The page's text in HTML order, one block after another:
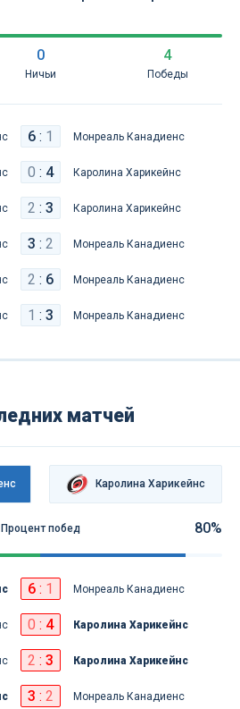
0
Ничьи
4
Победы
6: 1 Монреаль Канадиенс
0 : 4 Каролина Харикейнс
2 : 3 Каролина Харикейнс
3 : 2 Монреаль Канадиенс
2 : 6 Монреаль Канадиенс
1 : 3 Монреаль Канадиенс
матчей
Каролина Харикейнс
Процент побед 80%
6: 1 Монреаль Канадиенс
0 : 4 Каролина Харикейнс
2 : 3 Каролина Харикейнс
3 : 2 Монреаль Канадиенс